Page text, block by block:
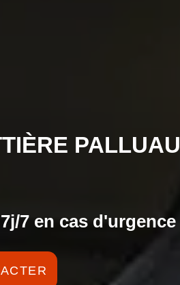
PALLUAU
7 en cas d'urgence